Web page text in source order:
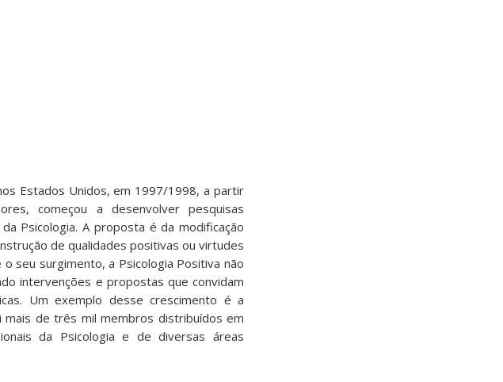
Estados Unidos, em 1997/1998, a partir
começou a desenvolver pesquisas
Psicologia. A proposta é da modificação
de qualidades positivas ou virtudes
seu surgimento, a Psicologia Positiva não
intervenções e propostas que convidam
Um exemplo desse crescimento é a
mais de três mil membros distribuídos em
da Psicologia e de diversas áreas